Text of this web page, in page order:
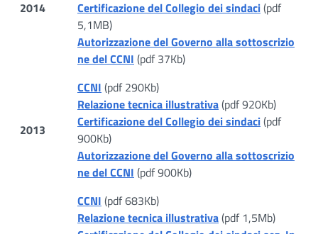
2014 Certificazione del Collegio dei sindaci(pdf
5,1MB)
Autorizzazione del Governo alla sottoscrizio
ne del CCNI (pdf 37Kb)
2013
CCNI (pdf 290Kb)
Relazione tecnica illustrativa(pdf 920Kb)
Certificazione del Collegio dei sindaci(pdf
900Kb)
Autorizzazione del Governo alla sottoscrizio
ne del CCNI (pdf 900Kb)
CCNI (pdf 683Kb)
Relazione tecnica illustrativa(pdf 1,5Mb)